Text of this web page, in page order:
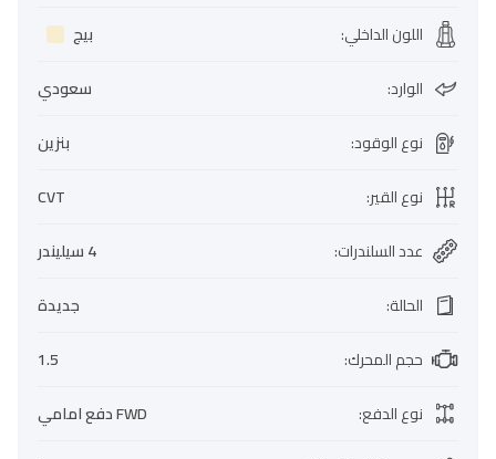
اللون الداخلي:
بيج
الوارد:
سعودي
نوع الوقود:
بنزين
نوع القير:
CVT
عدد السلندرات:
4 سيليندر
الحالة:
جديدة
حجم المحرك:
1.5
نوع الدفع:
FWD دفع امامي